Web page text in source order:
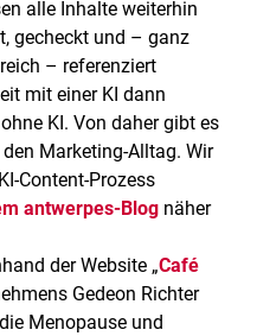
alle Inhalte weiterhin
gecheckt und – ganz
– referenziert
mit einer KI dann
KI. Von daher gibt es
Marketing-Alltag. Wir
Content-Prozess
antwerpes-Blog näher
der Website „Café
Gedeon Richter
Menopause und